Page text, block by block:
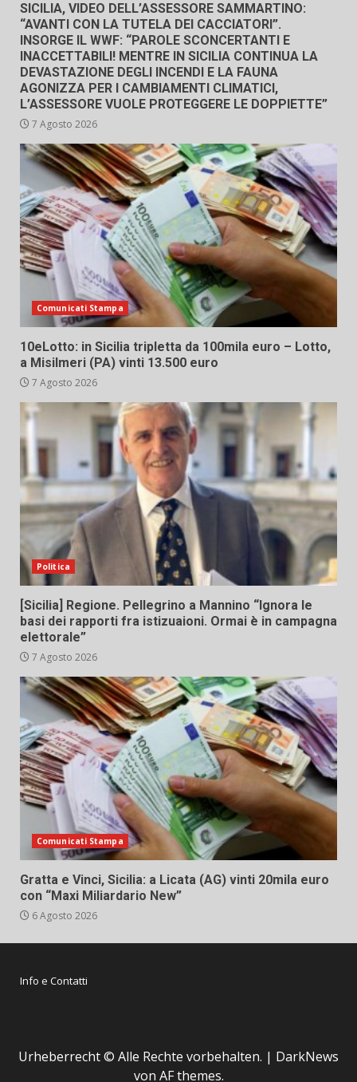
SICILIA, VIDEO DELL’ASSESSORE SAMMARTINO:
“AVANTI CON LA TUTELA DEI CACCIATORI”.
INSORGE IL WWF: “PAROLE SCONCERTANTI E
INACCETTABILI! MENTRE IN SICILIA CONTINUA LA
DEVASTAZIONE DEGLI INCENDI E LA FAUNA
AGONIZZA PER I CAMBIAMENTI CLIMATICI,
L’ASSESSORE VUOLE PROTEGGERE LE DOPPIETTE”
7 Agosto 2026
Comunicati Stampa
10eLotto: in Sicilia tripletta da 100mila euro – Lotto,
a Misilmeri (PA) vinti 13.500 euro
7 Agosto 2026
Politica
[Sicilia] Regione. Pellegrino a Mannino “Ignora le
basi dei rapporti fra istizuaioni. Ormai è in campagna
elettorale”
7 Agosto 2026
Comunicati Stampa
Gratta e Vinci, Sicilia: a Licata (AG) vinti 20mila euro
con “Maxi Miliardario New”
6 Agosto 2026
Info e Contatti
Urheberrecht © Alle Rechte vorbehalten. | DarkNews
von AF themes.